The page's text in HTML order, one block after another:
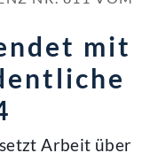
mit
Arbeit über